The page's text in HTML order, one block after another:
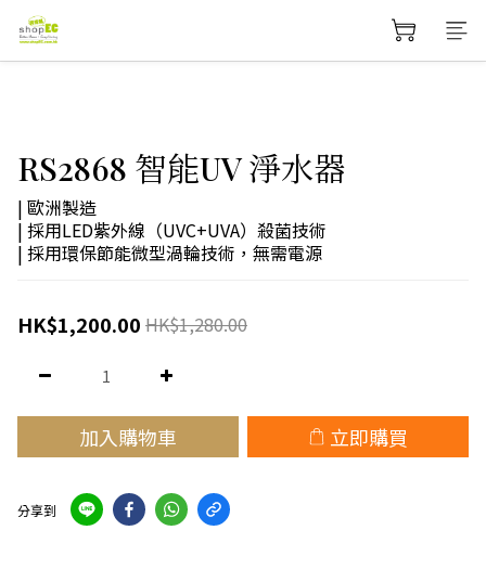
RS2868 智能UV 淨水器
| 歐洲製造
| 採用LED紫外線（UVC+UVA）殺菌技術
| 採用環保節能微型渦輪技術，無需電源
HK$1,200.00 HK$1,280.00
加入購物車 立即購買
分享到